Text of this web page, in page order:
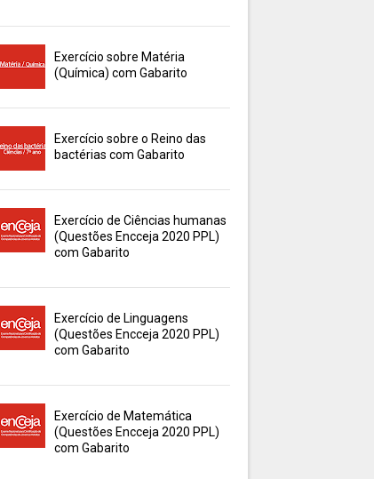
Exercício sobre Matéria
(Química) com Gabarito
Exercício sobre o Reino das
bactérias com Gabarito
Exercício de Ciências humanas
(Questões Encceja 2020 PPL)
com Gabarito
Exercício de Linguagens
(Questões Encceja 2020 PPL)
com Gabarito
Exercício de Matemática
(Questões Encceja 2020 PPL)
com Gabarito